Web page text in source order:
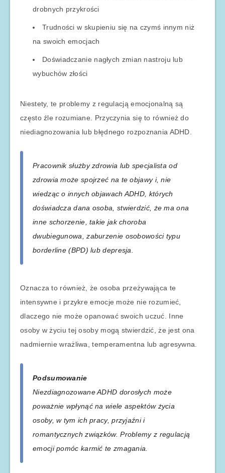
drobnych przykrości
Trudności w skupieniu się na czymś innym niż
na swoich emocjach
Doświadczanie nagłych zmian nastroju lub
wybuchów złości
Niestety, te problemy z regulacją emocjonalną są
często źle rozumiane. Przyczynia się to również do
niediagnozowania lub błędnego rozpoznania ADHD.
Pracownik służby zdrowia lub specjalista od
zdrowia może spojrzeć na te objawy i, nie
wiedząc o innych objawach ADHD, których
doświadcza dana osoba, stwierdzić, że ma ona
inne schorzenie, takie jak choroba
dwubiegunowa, zaburzenie osobowości typu
borderline (BPD) lub depresja.
Oznacza to również, że osoba przeżywająca te
intensywne i przykre emocje może nie rozumieć,
dlaczego nie może opanować swoich uczuć. Inne
osoby w życiu tej osoby mogą stwierdzić, że jest ona
nadmiernie wrażliwa, temperamentna lub agresywna.
Podsumowanie
Niezdiagnozowane ADHD dorosłych może
poważnie wpłynąć na wiele aspektów życia
osoby, w tym ich pracy, przyjaźni i
romantycznych związków. Problemy z regulacją
emocji pomóc karmić te zmagania.